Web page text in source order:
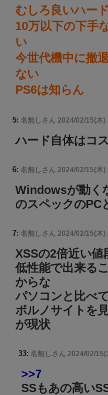
むしろ良いハー
10万以下の下手
い
今世代機中に撤
ない
PS6は知らん
5: 名無しさん 2024/02/15(木
ハード自体はコ
6: 名無しさん 2024/02/15(木)
Windowsが動く
のスペックのPC
7: 名無しさん 2024/02/15(木
XSSの2倍近い値
低性能で出来る
からな
パソコンと比べ
ポルノサイトを
が現状
33: 名無しさん 2024/02/
>>7
SSもあの高い